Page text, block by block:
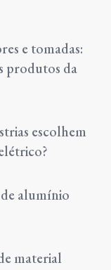
e tomadas:
produtos da
escolhem
alumínio
material